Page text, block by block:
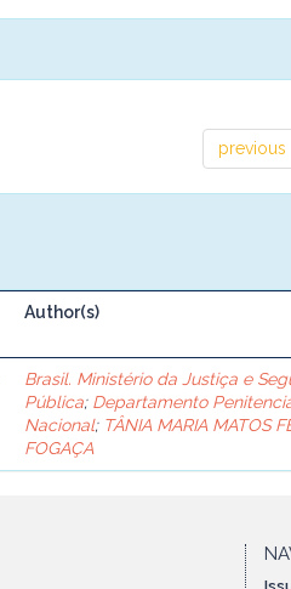
previous
Author(s)
Brasil. Ministério da Justiça e
Pública; Departamento
Nacional; TÂNIA MARIA MATOS
FOGAÇA